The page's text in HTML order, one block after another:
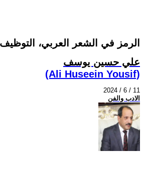
الرمز في الشعر العربي، التوظيف
علي حسين يوسف
(Ali Huseein Yousif)
2024 / 6 / 11
الادب والفن